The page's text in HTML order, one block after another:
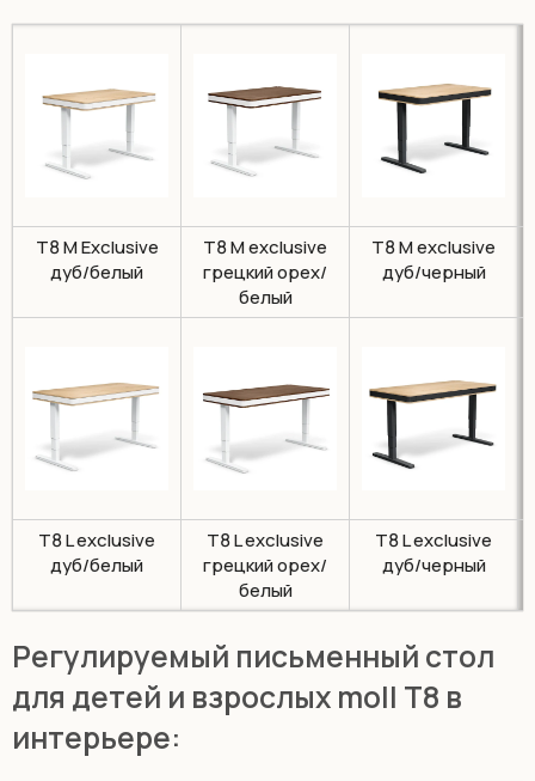
Т8 M Exclusive
дуб/белый
Т8 M exclusive
грецкий орех/
белый
T8 M exclusive
дуб/черный
T8 L exclusive
дуб/белый
T8 L exclusive
грецкий орех/
белый
T8 L exclusive
дуб/черный
Регулируемый письменный стол
для детей и взрослых moll T8 в
интерьере: